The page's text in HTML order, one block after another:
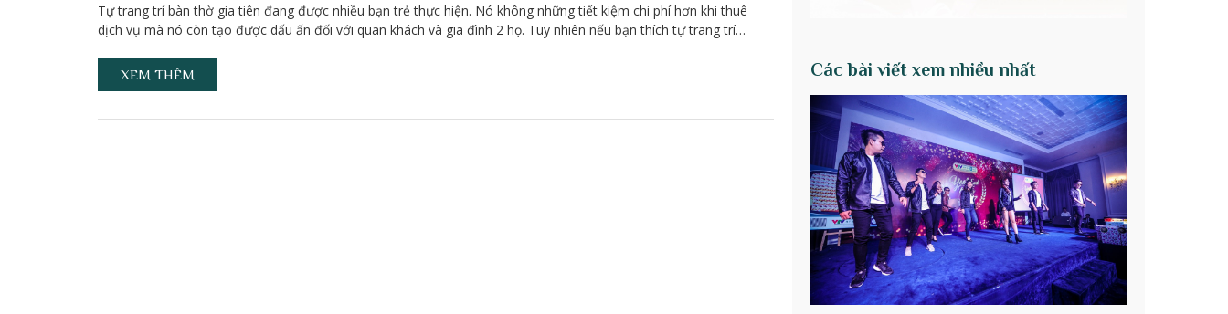
Tự trang trí bàn thờ gia tiên đang được nhiều bạn trẻ thực hiện. Nó không những tiết kiệm chi phí hơn khi thuê
dịch vụ mà nó còn tạo được dấu ấn đối với quan khách và gia đình 2 họ. Tuy nhiên nếu bạn thích tự trang trí…
XEM THÊM Các bài viết xem nhiều nhất